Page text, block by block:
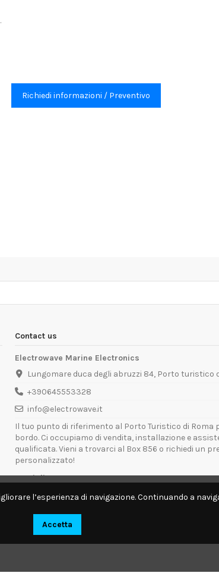
Richiedi informazioni / Preventivo
Contact us
Electrowave Marine Electronics
Lungomare duca degli abruzzi 84, Porto turistico
+390645553328
info@electrowave.it
Il tuo punto di riferimento al Porto Turistico di Roma
bordo. Ci occupiamo di vendita, installazione e
qualificata. Vieni a trovarci al Box 856 o richiedi un
personalizzato!
Orari di Apertura:
Lunedì - Venerdì: 09:00 - 13:00 / 14:00 - 18:00
Disponibili per interventi tecnici direttamente a bordo.
l’esperienza di navigazione. Continuando a
Accetta